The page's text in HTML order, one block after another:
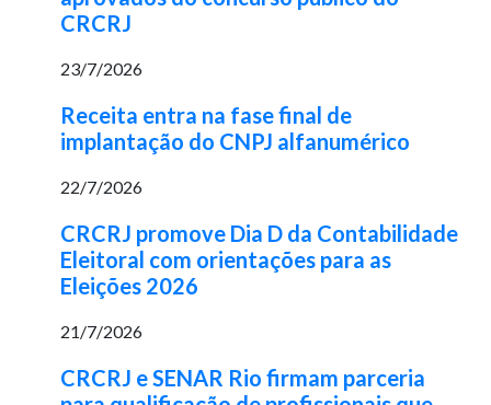
CRCRJ
23/7/2026
Receita entra na fase final de
implantação do CNPJ alfanumérico
22/7/2026
CRCRJ promove Dia D da Contabilidade
Eleitoral com orientações para as
Eleições 2026
21/7/2026
CRCRJ e SENAR Rio firmam parceria